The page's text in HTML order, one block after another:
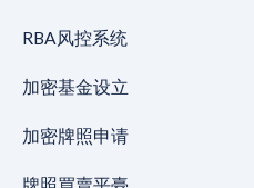
RBA风控系统
加密基金设立
加密牌照申请